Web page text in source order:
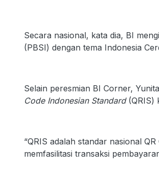
Secara nasional, kata dia, BI
(PBSI) dengan tema Indonesia
Selain peresmian BI Corner,
Code Indonesian Standard (QRIS)
“QRIS adalah standar nasional
memfasilitasi transaksi